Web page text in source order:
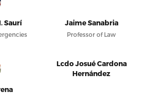
Saurí Jaime Sanabria
Professor of Law
Lcdo Josué Cardona
Hernández